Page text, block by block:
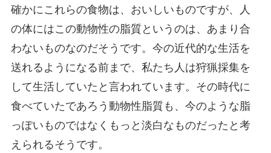
確かにこれらの食物は、おいしいものですが、人
の体にはこの動物性の脂質というのは、あまり合
わないものなのだそうです。今の近代的な生活を
送れるようになる前まで、私たち人は狩猟採集を
して生活していたと言われています。その時代に
食べていたであろう動物性脂質も、今のような脂
っぽいものではなくもっと淡白なものだったと考
えられるそうです。